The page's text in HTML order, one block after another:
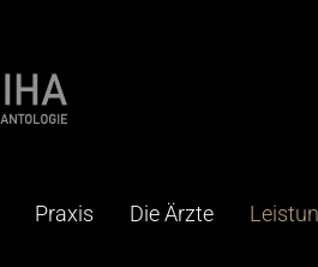
Praxis Die Ärzte